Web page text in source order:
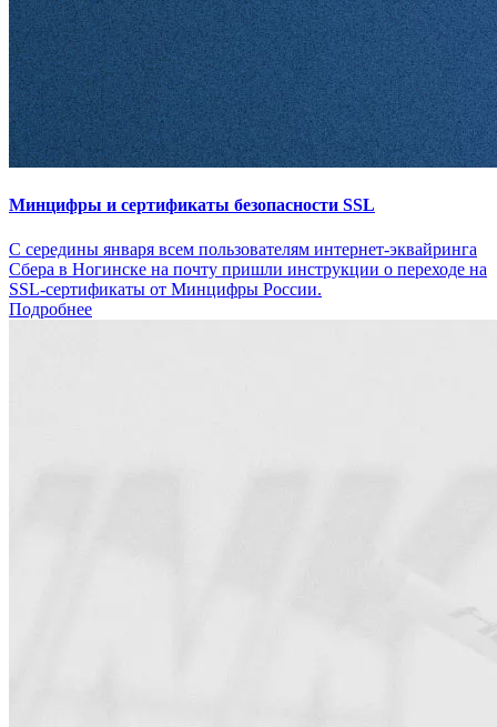
Минцифры и сертификаты безопасности SSL
С середины января всем пользователям интернет-эквайринга
Сбера в Ногинске на почту пришли инструкции о переходе на
SSL-сертификаты от Минцифры России.
Подробнее